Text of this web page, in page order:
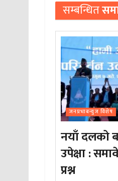
सम्बन्धित
जनप्रभाबन्युज विशेष
नयाँ दलको
उपेक्षा :
प्रश्न